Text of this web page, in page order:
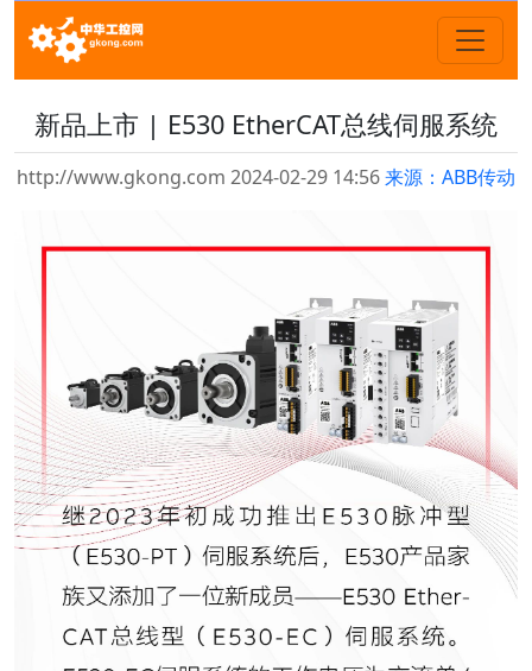
新品上市 | E530 EtherCAT总线伺服系统
http://www.gkong.com 2024-02-29 14:56来源：ABB传动